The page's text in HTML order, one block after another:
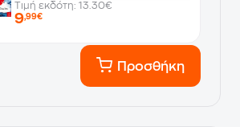
Τιμή εκδότη: 13.30€
9,99€
Προσθήκη